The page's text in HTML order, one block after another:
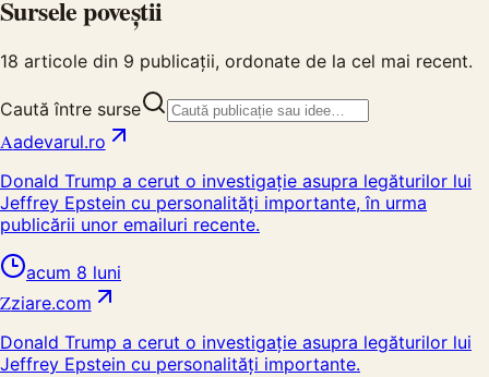
Sursele poveștii
18 articole din 9 publicații, ordonate de la cel mai recent.
Caută între surse
Aadevarul.ro
Donald Trump a cerut o investigație asupra legăturilor lui
Jeffrey Epstein cu personalități importante, în urma
publicării unor emailuri recente.
acum 8 luni
Zziare.com
Donald Trump a cerut o investigație asupra legăturilor lui
Jeffrey Epstein cu personalități importante.